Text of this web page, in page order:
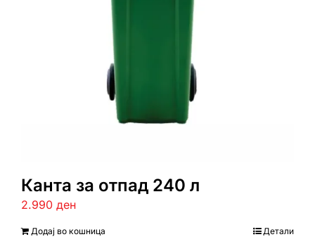
Канта за отпад 240 л
2.990 ден
Додај во кошница Детали